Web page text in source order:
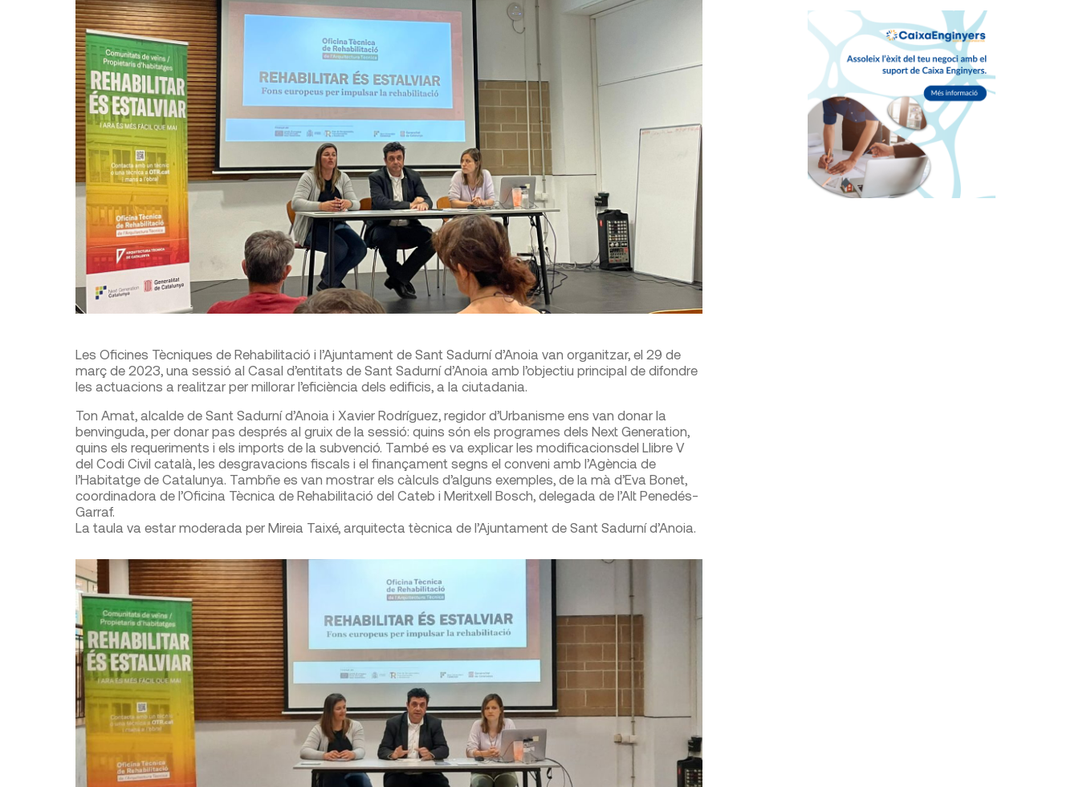
Les Oficines Tècniques de Rehabilitació i l’Ajuntament de Sant Sadurní d’Anoia van organitzar, el 29 de
març de 2023, una sessió al Casal d’entitats de Sant Sadurní d’Anoia amb l’objectiu principal de difondre
les actuacions a realitzar per millorar l’eficiència dels edificis, a la ciutadania.
Ton Amat, alcalde de Sant Sadurní d’Anoia i Xavier Rodríguez, regidor d’Urbanisme ens van donar la
benvinguda, per donar pas després al gruix de la sessió: quins són els programes dels Next Generation,
quins els requeriments i els imports de la subvenció. També es va explicar les modificacionsdel Llibre V
del Codi Civil català, les desgravacions fiscals i el finançament segns el conveni amb l’Agència de
l’Habitatge de Catalunya. Tambñe es van mostrar els càlculs d’alguns exemples, de la mà d’Eva Bonet,
coordinadora de l’Oficina Tècnica de Rehabilitació del Cateb i Meritxell Bosch, delegada de l’Alt Penedés-
Garraf.
La taula va estar moderada per Mireia Taixé, arquitecta tècnica de l’Ajuntament de Sant Sadurní d’Anoia.